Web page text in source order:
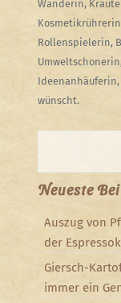
Wanderin,
Rollenspielerin,
Ideenanhäuferin,
wünscht.
Neueste
Auszug von
der
Giersch-
immer ein